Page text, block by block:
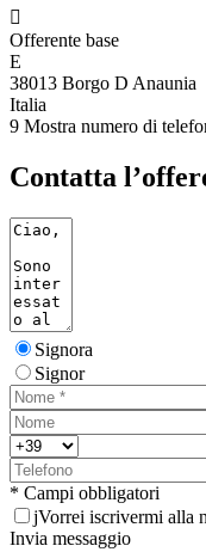

Offerente base
E
38013 Borgo D Anaunia
Italia
9 Mostra numero di
Contatta
Signora
Signor
* Campi obbligatori
jVorrei iscrivermi alla
Invia messaggio